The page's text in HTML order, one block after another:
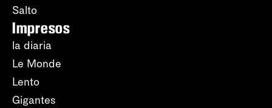
Salto
Impresos
la diaria
Le Monde
Lento
Gigantes